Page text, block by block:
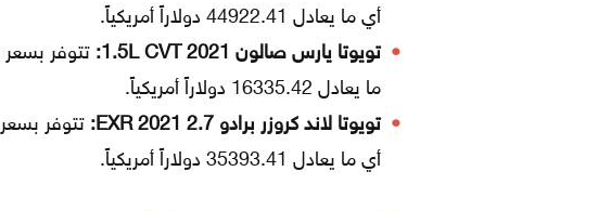
أي ما يعادل 44922.41 دولاراً أمريكياً.
تويوتا يارس صالون 1.5L CVT 2021:
ما يعادل 16335.42 دولاراً أمريكياً.
تويوتا لاند كروزر برادو 2.7 EXR 2021:
أي ما يعادل 35393.41 دولاراً أمريكياً.